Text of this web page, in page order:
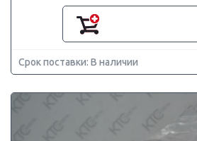
Срок поставки: В наличии